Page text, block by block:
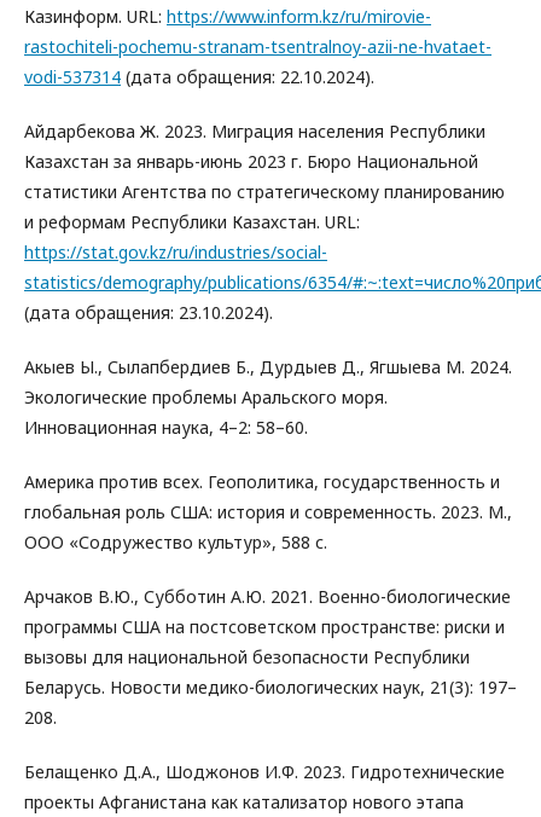
Казинформ. URL: https://www.inform.kz/ru/mirovie-
rastochiteli-pochemu-stranam-tsentralnoy-azii-ne-hvataet-
vodi-537314 (дата обращения: 22.10.2024).
Айдарбекова Ж. 2023. Миграция населения Республики
Казахстан за январь-июнь 2023 г. Бюро Национальной
статистики Агентства по стратегическому планированию
и реформам Республики Казахстан. URL:
https://stat.gov.kz/ru/industries/social-
statistics/demography/publications/6354/
(дата обращения: 23.10.2024).
Акыев Ы., Сылапбердиев Б., Дурдыев Д., Ягшыева М. 2024.
Экологические проблемы Аральского моря.
Инновационная наука, 4–2: 58–60.
Америка против всех. Геополитика, государственность и
глобальная роль США: история и современность. 2023. М.,
ООО «Содружество культур», 588 с.
Арчаков В.Ю., Субботин А.Ю. 2021. Военно-биологические
программы США на постсоветском пространстве: риски и
вызовы для национальной безопасности Республики
Беларусь. Новости медико-биологических наук, 21(3): 197–
208.
Белащенко Д.А., Шоджонов И.Ф. 2023. Гидротехнические
проекты Афганистана как катализатор нового этапа